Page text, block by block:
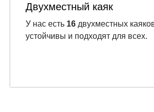
Двухместный каяк
У нас есть 16 двухместных
устойчивы и подходят для всех.